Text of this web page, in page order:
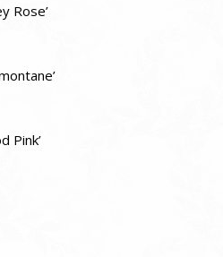
Rose’
Pink’